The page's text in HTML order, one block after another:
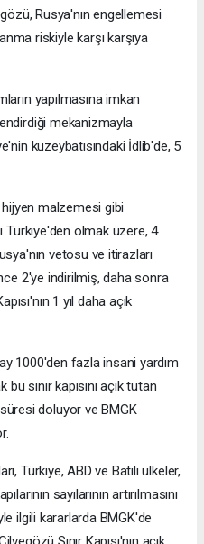
Rusya'nın engellemesi
riskiyle karşı karşıya
yapılmasına imkan
mekanizmayla
kuzeybatısındaki İdlib'de, 5
hijyen malzemesi gibi
Türkiye'den olmak üzere, 4
vetosu ve itirazları
2'ye indirilmiş, daha sonra
1 yıl daha açık
1000'den fazla insani yardım
sınır kapısını açık tutan
doluyor ve BMGK
Türkiye, ABD ve Batılı ülkeler,
sayılarının artırılmasını
ilgili kararlarda BMGK'de